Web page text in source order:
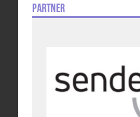
Partner